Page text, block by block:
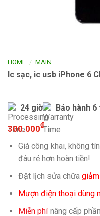
HOME / MAIN
Ic sạc, ic usb iPhone 6
24 giờ Bảo hành 6
300.000₫
Giá công khai, không
đâu rẻ hơn hoàn tiền!
Đặt lịch sửa chữa
Mượn điện thoại dùng
Miễn phínâng cấp